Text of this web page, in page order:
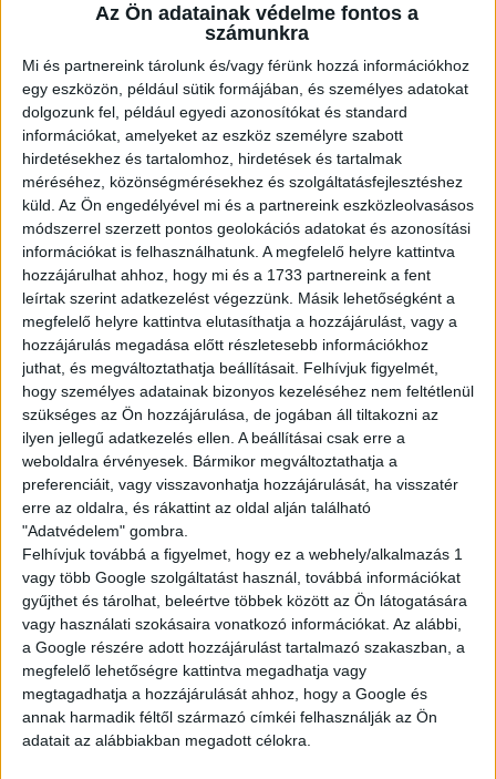
Az Ön adatainak védelme fontos a
számunkra
Mi és partnereink tárolunk és/vagy férünk hozzá információkhoz
egy eszközön, például sütik formájában, és személyes adatokat
dolgozunk fel, például egyedi azonosítókat és standard
információkat, amelyeket az eszköz személyre szabott
hirdetésekhez és tartalomhoz, hirdetések és tartalmak
méréséhez, közönségmérésekhez és szolgáltatásfejlesztéshez
küld. Az Ön engedélyével mi és a partnereink eszközleolvasásos
módszerrel szerzett pontos geolokációs adatokat és azonosítási
információkat is felhasználhatunk. A megfelelő helyre kattintva
hozzájárulhat ahhoz, hogy mi és a 1733 partnereink a fent
leírtak szerint adatkezelést végezzünk. Másik lehetőségként a
megfelelő helyre kattintva elutasíthatja a hozzájárulást, vagy a
hozzájárulás megadása előtt részletesebb információkhoz
juthat, és megváltoztathatja beállításait. Felhívjuk figyelmét,
hogy személyes adatainak bizonyos kezeléséhez nem feltétlenül
szükséges az Ön hozzájárulása, de jogában áll tiltakozni az
ilyen jellegű adatkezelés ellen. A beállításai csak erre a
weboldalra érvényesek. Bármikor megváltoztathatja a
preferenciáit, vagy visszavonhatja hozzájárulását, ha visszatér
erre az oldalra, és rákattint az oldal alján található
"Adatvédelem" gombra.
Felhívjuk továbbá a figyelmet, hogy ez a webhely/alkalmazás 1
vagy több Google szolgáltatást használ, továbbá információkat
gyűjthet és tárolhat, beleértve többek között az Ön látogatására
vagy használati szokásaira vonatkozó információkat. Az alábbi,
a Google részére adott hozzájárulást tartalmazó szakaszban, a
megfelelő lehetőségre kattintva megadhatja vagy
megtagadhatja a hozzájárulását ahhoz, hogy a Google és
annak harmadik féltől származó címkéi felhasználják az Ön
adatait az alábbiakban megadott célokra.
személyzeti kaja
McCard kedvezmények
fejlődési lehetőség, ha hosszabb távon
maradnál
És itt a legjobb rész:
Nem kell kivárnod a hónap végét, hogy
pénzhez juss.
A QuickPay
szolgáltatással akár hetente
elkérheted a fizud.
Igen, tényleg!
Plusz számíthatsz extra pénzre esti, éjszakai és
ünnepnapi műszakoknál is.*
25 év alatt pedig a bruttó béred lényegében a
nettód is.
Ami kell hozzá:
minimum 16 éves kor, nyáron 15 (étteremtől
függően)
legalább 2 hónapos munkavégzés
Ha szeretnél egy olyan diákmelót, ami tényleg
összehozható a suli + élet kombóval, dobj egy